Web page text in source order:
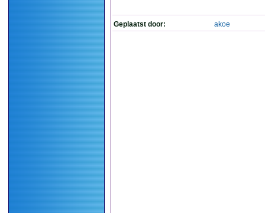
Geplaatst door: akoe